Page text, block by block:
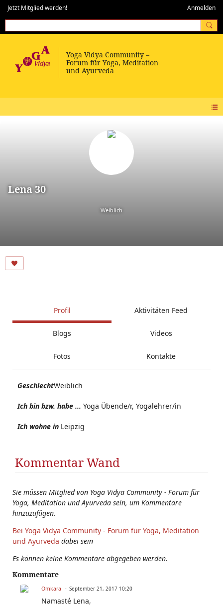
Jetzt Mitglied werden! Anmelden
Lena 30
Weiblich
Profil Aktivitäten Feed
Blogs Videos
Fotos Kontakte
GeschlechtWeiblich
Ich bin bzw. habe ... Yoga Übende/r, Yogalehrer/in
Ich wohne in Leipzig
Kommentar Wand
Sie müssen Mitglied von Yoga Vidya Community - Forum für
Yoga, Meditation und Ayurveda sein, um Kommentare
hinzuzufügen.
Bei Yoga Vidya Community - Forum für Yoga, Meditation
und Ayurveda dabei sein
Es können keine Kommentare abgegeben werden.
Kommentare
Omkara September 21, 2017 10:20
Namasté Lena,